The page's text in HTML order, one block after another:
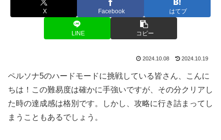
X Facebook はてブ
LINE コピー
2024.10.08 2024.10.19
ペルソナ5のハードモードに挑戦している皆さん、こんに
ちは！この難易度は確かに手強いですが、その分クリアし
た時の達成感は格別です。しかし、攻略に行き詰まってし
まうこともあるでしょう。